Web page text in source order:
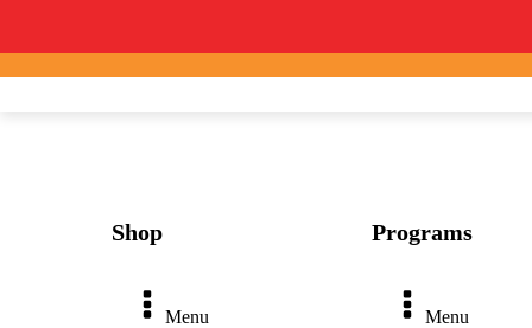
Shop
Menu
Programs
Menu